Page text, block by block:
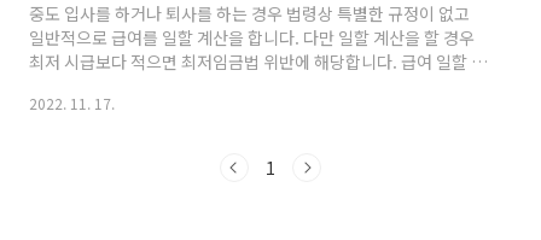
중도 입사를 하거나 퇴사를 하는 경우 법령상 특별한 규정이 없고
일반적으로 급여를 일할 계산을 합니다. 다만 일할 계산을 할 경우
최저 시급보다 적으면 최저임금법 위반에 해당합니다. 급여 일할 계
원 / 21년 11월 역일 수는 30일 / 근무기간:21년 11월 1일~11월
수(근로일+유급처리일) x 근무일수(근로일+유급처리일) 월급 200
만 원 / 21년 11월 소정근로일수 26일 / 근무일수 13일
2022. 11. 17.
1